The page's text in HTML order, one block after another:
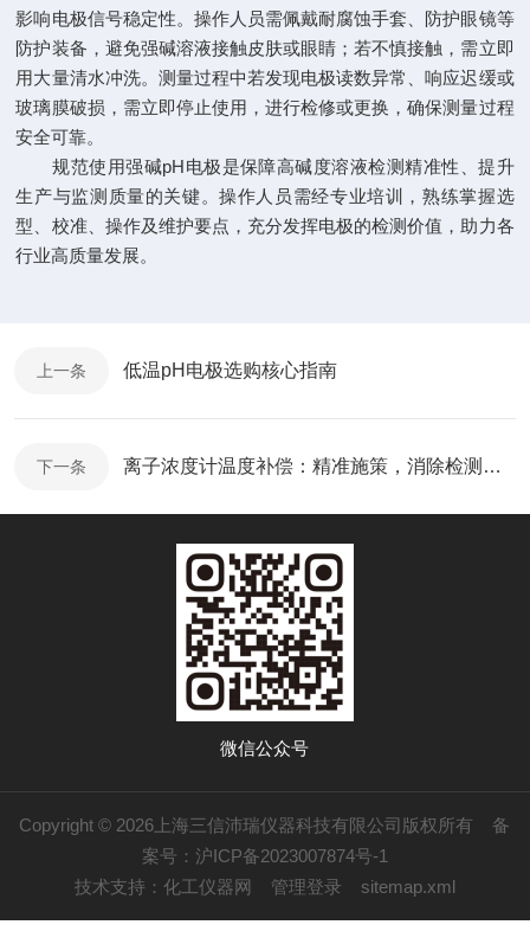
影响电极信号稳定性。操作人员需佩戴耐腐蚀手套、防护眼镜等
防护装备，避免强碱溶液接触皮肤或眼睛；若不慎接触，需立即
用大量清水冲洗。测量过程中若发现电极读数异常、响应迟缓或
玻璃膜破损，需立即停止使用，进行检修或更换，确保测量过程
安全可靠。
规范使用强碱pH电极是保障高碱度溶液检测精准性、提升
生产与监测质量的关键。操作人员需经专业培训，熟练掌握选
型、校准、操作及维护要点，充分发挥电极的检测价值，助力各
行业高质量发展。
上一条 低温pH电极选购核心指南
下一条 离子浓度计温度补偿：精准施策，消除检测误差
微信公众号
Copyright © 2026上海三信沛瑞仪器科技有限公司版权所有 备
案号：沪ICP备2023007874号-1
技术支持： 化工仪器网 管理登录 sitemap.xml